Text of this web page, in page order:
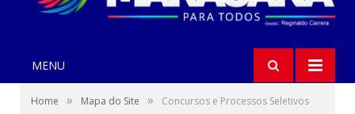
MENU
Home » Mapa do Site » Concursos e Processos Seletivos